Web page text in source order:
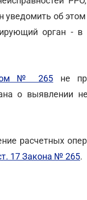
уведомить об
орган - в
№ 265 не
о выявлении
расчетных
17 Закона № 265.